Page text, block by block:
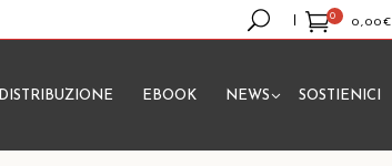
0
0,00€
Nessun prodotto nel carrello.
DISTRIBUZIONE EBOOK NEWS SOSTIENICI